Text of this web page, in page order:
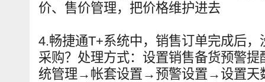
价、售价管理，把价格维护进去
4.畅捷通T+系统中，销售订单完成后
采购？处理方式：设置销售备货预警
统管理→帐套设置→预警设置→设置天